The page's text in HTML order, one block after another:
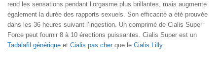
rend les sensations pendant l’orgasme plus brillantes, mais augmente
également la durée des rapports sexuels. Son efficacité a été prouvée
dans les 36 heures suivant l’ingestion. Un comprimé de Cialis Super
Force peut fournir 8 à 10 érections puissantes. Cialis Super est un
Tadalafil générique et Cialis pas cher que le Cialis Lilly.